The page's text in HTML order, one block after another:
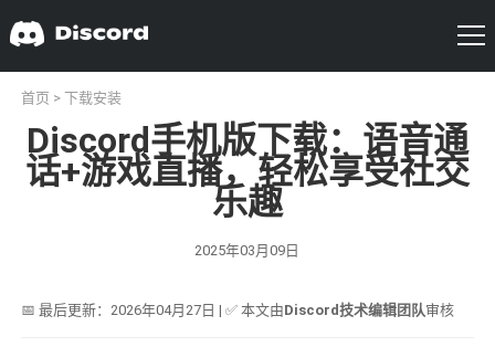
首页 > 下载安装
Discord手机版下载：语音通
话+游戏直播，轻松享受社交
乐趣
2025年03月09日
📅 最后更新：2026年04月27日 | ✅ 本文由Discord技术编辑团队审核